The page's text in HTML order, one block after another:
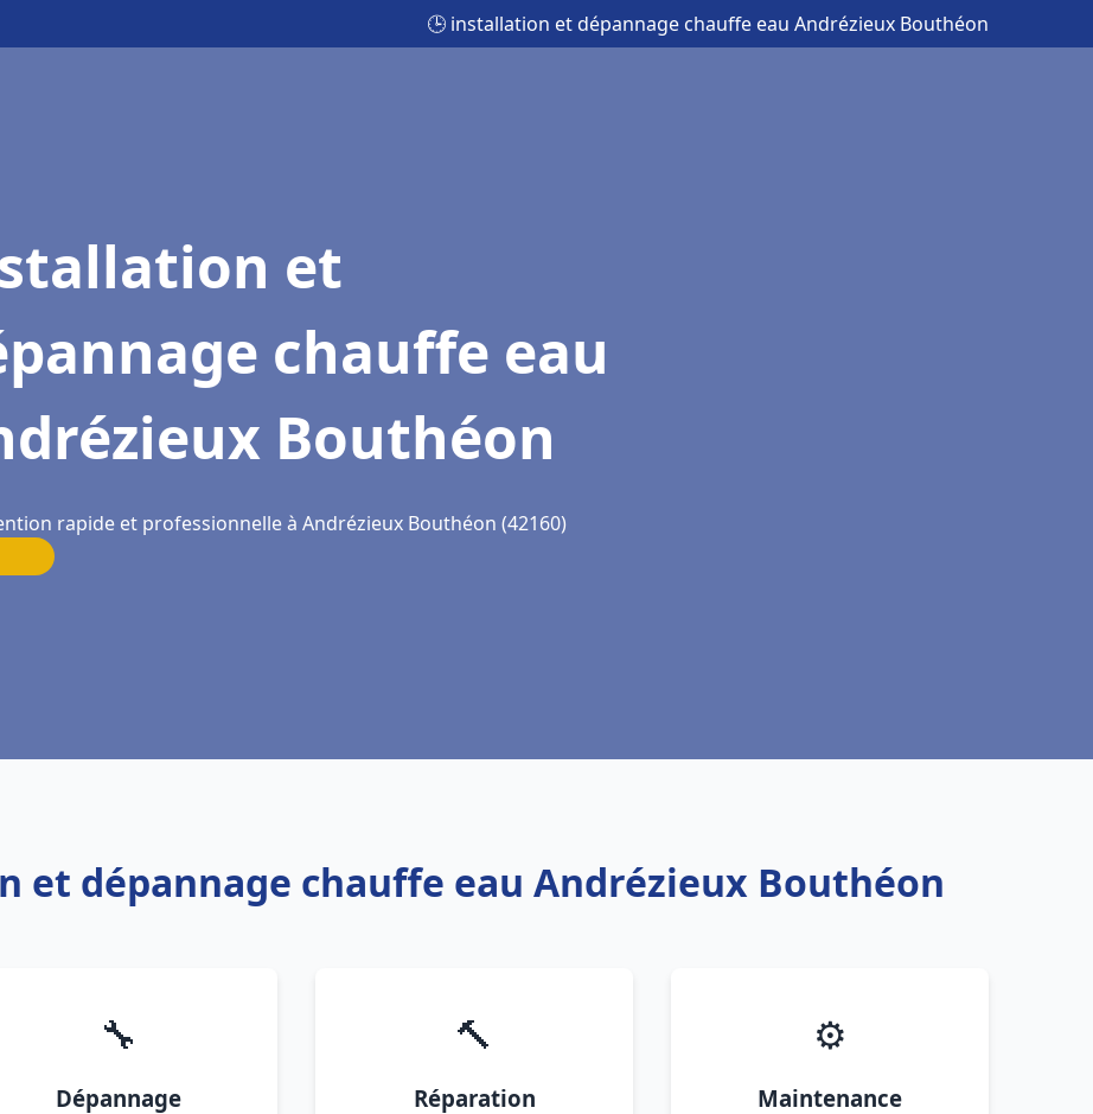
🕒 installation et dépannage chauffe eau Andrézieux Bouthéon
et
chauffe eau
Bouthéon
rapide et professionnelle à Andrézieux Bouthéon (42160)
et dépannage chauffe eau Andrézieux Bouthéon
🔧
Dépannage
🔨
Réparation
⚙️
Maintenance